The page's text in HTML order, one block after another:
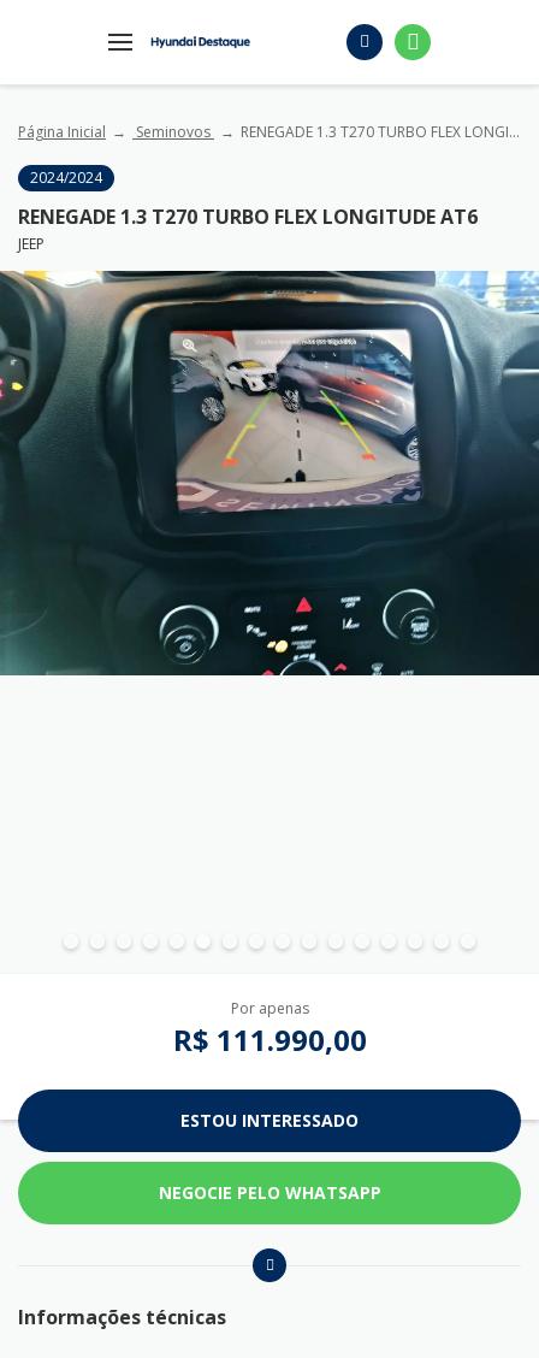
Página Inicial Seminovos RENEGADE 1.3 T270 TURBO FLEX LONGITUDE AT6
2024/2024
RENEGADE 1.3 T270 TURBO FLEX LONGITUDE AT6
JEEP
Por apenas
R$ 111.990,00
ESTOU INTERESSADO
NEGOCIE PELO WHATSAPP
Informações técnicas